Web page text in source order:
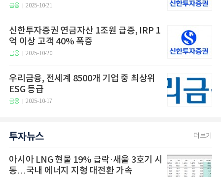
금융 2025-10-21
신한투자증권 연금자산 1조원 급증, IRP 1
억 이상 고객 40% 폭증
금융 2025-10-20
우리금융, 전세계 8500개 기업 중 최상위
ESG 등급
금융 2025-10-17
투자뉴스 더보기
아시아 LNG 현물 19% 급락·새울 3호기 시
동…국내 에너지 지형 대전환 가속